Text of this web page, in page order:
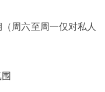
周六至周一仅对私人